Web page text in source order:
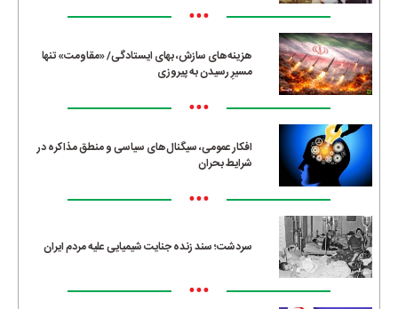
•••
هزینه‌های سازش، بهای ایستادگی/ «مقاومت» تنها
مسیرِ رسیدن به پیروزی
•••
افکار عمومی، سیگنال‌های سیاسی و منطق مذاکره در
شرایط بحران
•••
سردشت؛ سند زنده جنایت شیمیایی علیه مردم ایران
•••